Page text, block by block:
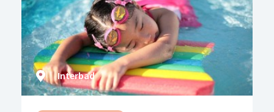
Interbad